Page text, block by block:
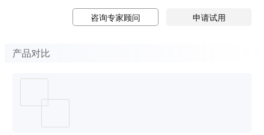
咨询专家顾问 申请试用
产品对比